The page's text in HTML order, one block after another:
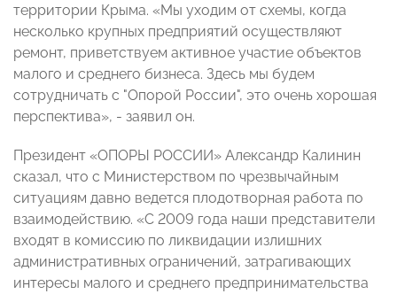
территории Крыма. «Мы уходим от схемы, когда
несколько крупных предприятий осуществляют
ремонт, приветствуем активное участие объектов
малого и среднего бизнеса. Здесь мы будем
сотрудничать с "Опорой России", это очень хорошая
перспектива», - заявил он.
Президент «ОПОРЫ РОССИИ» Александр Калинин
сказал, что с Министерством по чрезвычайным
ситуациям давно ведется плодотворная работа по
взаимодействию. «С 2009 года наши представители
входят в комиссию по ликвидации излишних
административных ограничений, затрагивающих
интересы малого и среднего предпринимательства